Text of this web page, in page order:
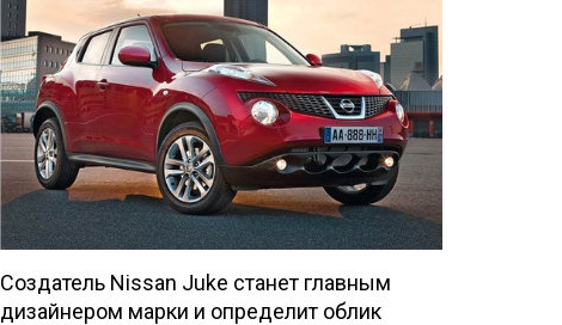
Создатель Nissan Juke станет главным
дизайнером марки и определит облик